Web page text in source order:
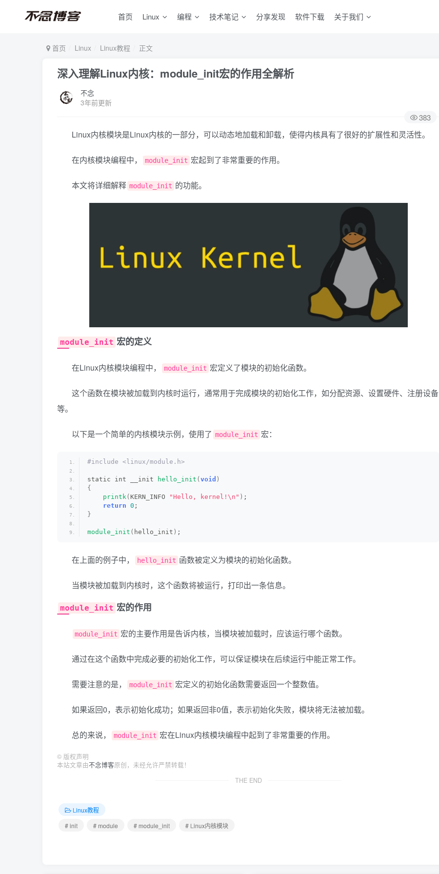
首页 Linux 编程 技术笔记 分享发现 软件下载 关于我们
首页 Linux Linux教程 正文
深入理解Linux内核：module_init宏的作用全解析
不念
3年前更新
383
Linux内核模块是Linux内核的一部分，可以动态地加载和卸载，使得内核具有了很好的扩展性和灵活性。
在内核模块编程中， module_init 宏起到了非常重要的作用。
本文将详细解释 module_init 的功能。
module_init 宏的定义
在Linux内核模块编程中， module_init 宏定义了模块的初始化函数。
这个函数在模块被加载到内核时运行，通常用于完成模块的初始化工作，如分配资源、设置硬件、注册设备
等。
以下是一个简单的内核模块示例，使用了 module_init 宏：
#include <linux/module.h>
static int __init hello_init ( void )
{
printk( KERN_INFO "Hello, kernel!\n" ) ;
return 0 ;
}
module_init ( hello_init ) ;
在上面的例子中， hello_init 函数被定义为模块的初始化函数。
当模块被加载到内核时，这个函数将被运行，打印出一条信息。
module_init 宏的作用
module_init 宏的主要作用是告诉内核，当模块被加载时，应该运行哪个函数。
通过在这个函数中完成必要的初始化工作，可以保证模块在后续运行中能正常工作。
需要注意的是， module_init 宏定义的初始化函数需要返回一个整数值。
如果返回0，表示初始化成功；如果返回非0值，表示初始化失败，模块将无法被加载。
总的来说， module_init 宏在Linux内核模块编程中起到了非常重要的作用。
© 版权声明
本站文章由不念博客原创，未经允许严禁转载！
THE END
Linux教程
# init
# module # module_init # Linux内核模块